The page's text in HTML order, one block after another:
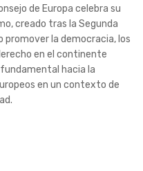
de Europa celebra su
creado tras la Segunda
promover la democracia, los
en el continente
hacia la
en un contexto de